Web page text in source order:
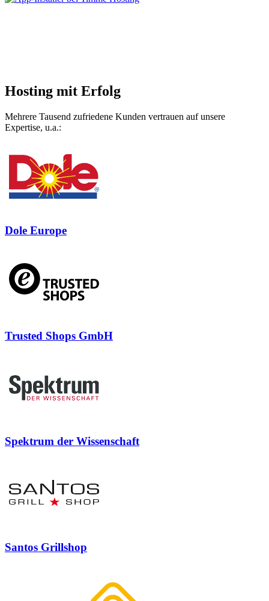
Hosting mit Erfolg
Mehrere Tausend zufriedene Kunden vertrauen auf unsere
Expertise, u.a.:
Dole Europe
Trusted Shops GmbH
Spektrum der Wissenschaft
Santos Grillshop